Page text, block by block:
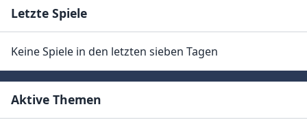
Letzte Spiele
Keine Spiele in den letzten sieben Tagen
Aktive Themen